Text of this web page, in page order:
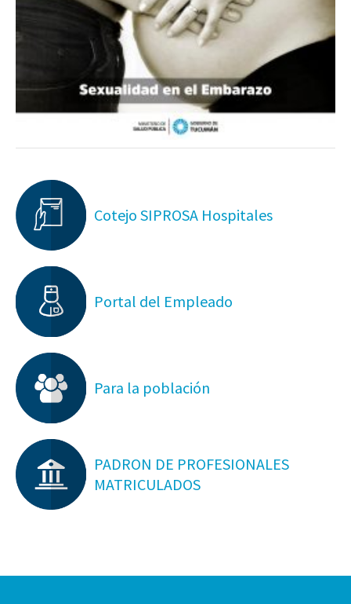
Cotejo SIPROSA Hospitales
Portal del Empleado
Para la población
PADRON DE PROFESIONALES
MATRICULADOS